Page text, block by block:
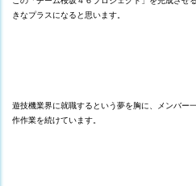
きなプラスになると思います。
遊技機業界に就職するという夢を胸に、メンバー
作作業を続けています。